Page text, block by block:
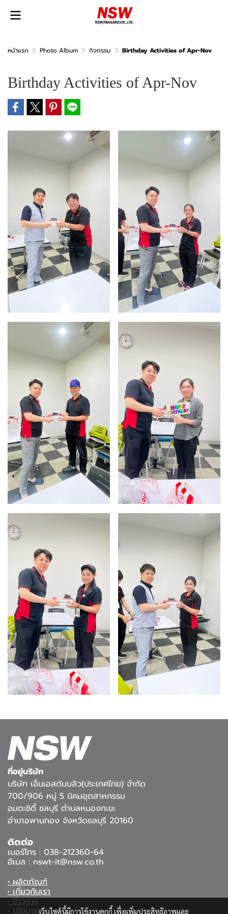
หน้าแรก Photo Album กิจกรรม Birthday Activities of Apr-Nov
Birthday Activities of Apr-Nov
เว็บไซต์นี้มีการใช้งานคุกกี้ เพื่อเพิ่มประสิทธิภาพและ
ที่อยู่บริษัท
บริษัท เอ็นเอสดับบลิว(ประเทศไทย) จำกัด
700/906 หมู่ 5 นิคมอุตสาหกรรม
อมตะซิตี้ ชลบุรี ตำบลหนองกะขะ
อำเภอพานทอง จังหวัดชลบุรี 20160
ติดต่อ
เบอร์โทร : 038-212360-64
อีเมล : nswt-it@nsw.co.th
• ผลิตภัณฑ์
• เกี่ยวกับเรา
• ข่าวสาร
• นโยบายคุณภาพ